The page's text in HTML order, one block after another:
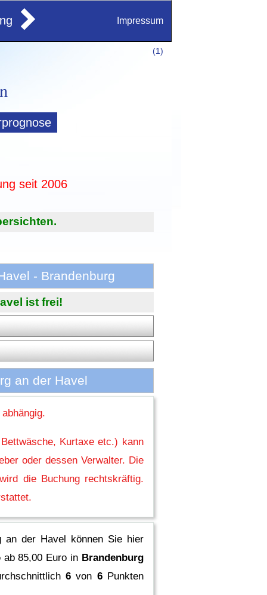
Impressum
(1)
seit 2006
- Brandenburg
ist frei!
an der Havel
Kurtaxe etc.) kann
oder dessen Verwalter. Die
die Buchung rechtskräftig.
an der Havel können Sie hier
ab 85,00 Euro in Brandenburg
6 von 6Punkten